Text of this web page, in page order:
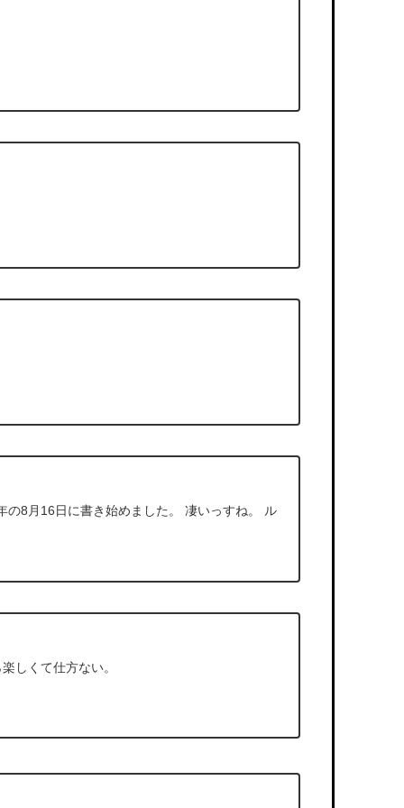
8月16日に書き始めました。 凄いっすね。 ル
しくて仕方ない。